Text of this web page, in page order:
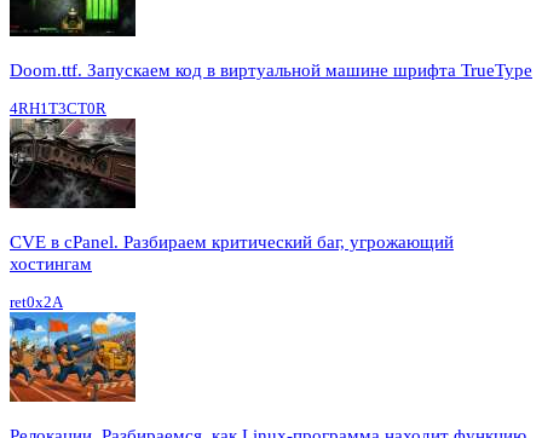
Doom.ttf. Запускаем код в виртуальной машине шрифта TrueType
4RH1T3CT0R
CVE в cPanel. Разбираем критический баг, угрожающий
хостингам
ret0x2A